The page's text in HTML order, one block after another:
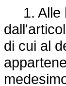
1. Alle
di cui al